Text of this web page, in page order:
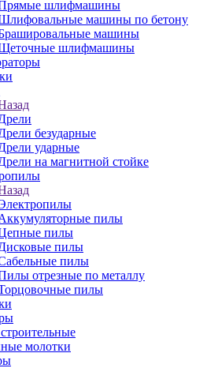
шлифмашины
машины по бетону
машины
шлифмашины
безударные
ударные
на магнитной стойке
пилы
пилы
пилы
пилы
отрезные по металлу
пилы
молотки